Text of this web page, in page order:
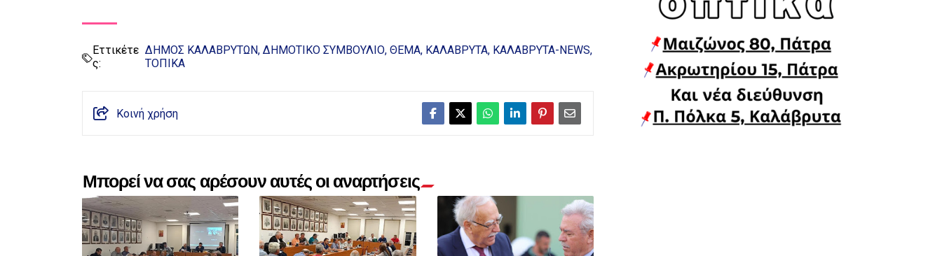
Εττικέτε
ς:
ΔΗΜΟΣ ΚΑΛΑΒΡΥΤΩΝ ΔΗΜΟΤΙΚΟ ΣΥΜΒΟΥΛΙΟ ΘΕΜΑ ΚΑΛΑΒΡΥΤΑ ΚΑΛΑΒΡΥΤΑ-NEWS
ΤΟΠΙΚΑ
Κοινή χρήση
Μπορεί να σας αρέσουν αυτές οι αναρτήσεις